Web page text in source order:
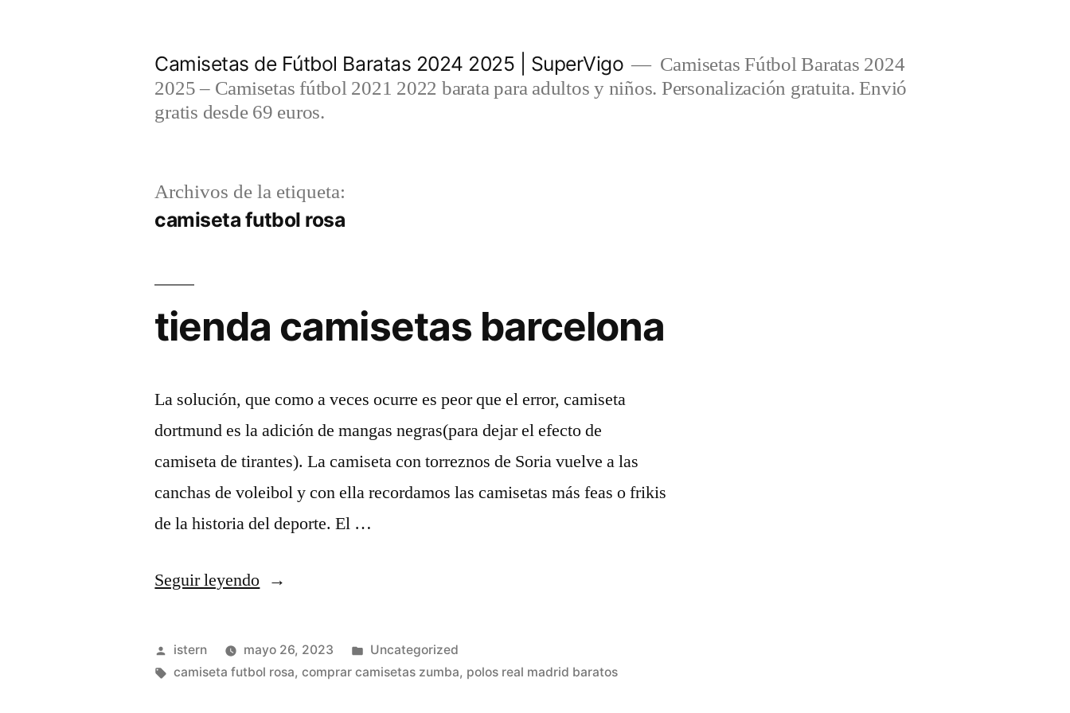
Camisetas de Fútbol Baratas 2024 2025 | SuperVigo
Camisetas Fútbol Baratas 2024
2025 – Camisetas fútbol 2021 2022 barata para adultos y niños. Personalización gratuita. Envió
gratis desde 69 euros.
Archivos de la etiqueta:
camiseta futbol rosa
tienda camisetas barcelona
La solución, que como a veces ocurre es peor que el error, camiseta
dortmund es la adición de mangas negras(para dejar el efecto de
camiseta de tirantes). La camiseta con torreznos de Soria vuelve a las
canchas de voleibol y con ella recordamos las camisetas más feas o frikis
de la historia del deporte. El …
Seguir leyendo«tienda
barcelona»
Publicado
por
istern mayo 26, 2023
Publicado
en
Uncategorized
Etiquetas:
camiseta futbol rosa,comprar camisetas zumba, polos real madrid baratos